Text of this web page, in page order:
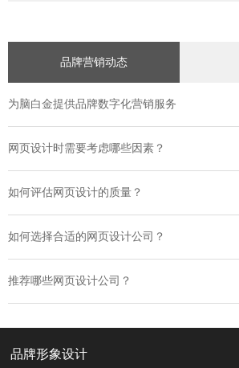
品牌营销动态
为脑白金提供品牌数字化营销服务
网页设计时需要考虑哪些因素？
如何评估网页设计的质量？
如何选择合适的网页设计公司？
推荐哪些网页设计公司？
品牌形象设计